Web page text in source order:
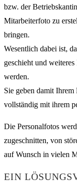
bzw. der
Mitarbeiterfoto zu
bringen.
Wesentlich dabei ist,
geschieht und
werden.
Sie geben damit
vollständig mit ihrem
Die Personalfotos
zugeschnitten, von
auf Wunsch in vielen
EIN